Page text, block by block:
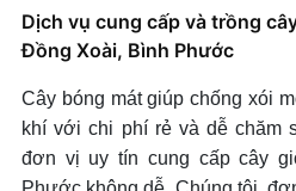
Cây xanh văn phòng,
cây xanh nội thất
+ Mở nhóm...
Dịch vụ cung cấp và trồng
Đồng Xoài, Bình Phước
Cây bóng mát giúp chống xói
khí với chi phí rẻ và dễ chăm
đơn vị uy tín cung cấp cây